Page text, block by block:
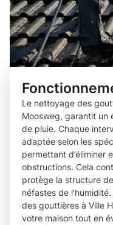
Le nettoyage des
Moosweg, garantit un
de pluie. Chaque
adaptée selon les
permettant d’éliminer
obstructions. Cela
protège la structure
néfastes de
des gouttières à Ville
votre maison tout en